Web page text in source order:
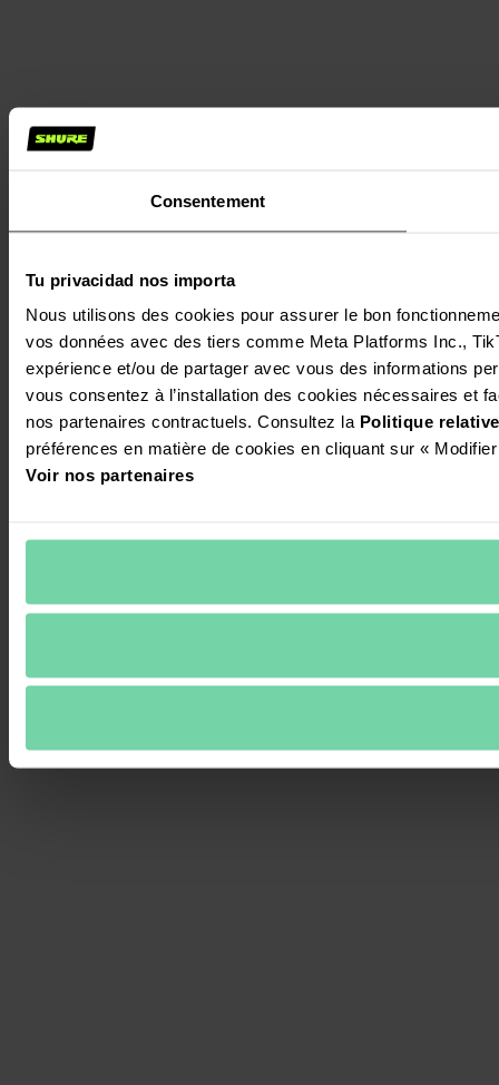
Consentement
Tu privacidad nos importa
Nous utilisons des cookies pour assurer le bon
vos données avec des tiers comme Meta Platforms Inc.,
expérience et/ou de partager avec vous des informations
vous consentez à l’installation des cookies nécessaires et
nos partenaires contractuels. Consultez la Politique
préférences en matière de cookies en cliquant sur «
Voir nos partenaires